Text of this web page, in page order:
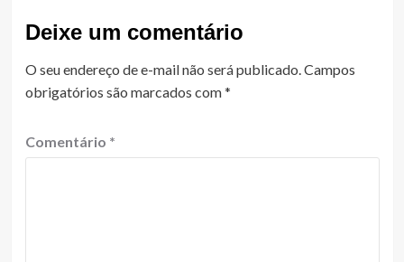
Deixe um comentário
O seu endereço de e-mail não será publicado. Campos
obrigatórios são marcados com*
Comentário *